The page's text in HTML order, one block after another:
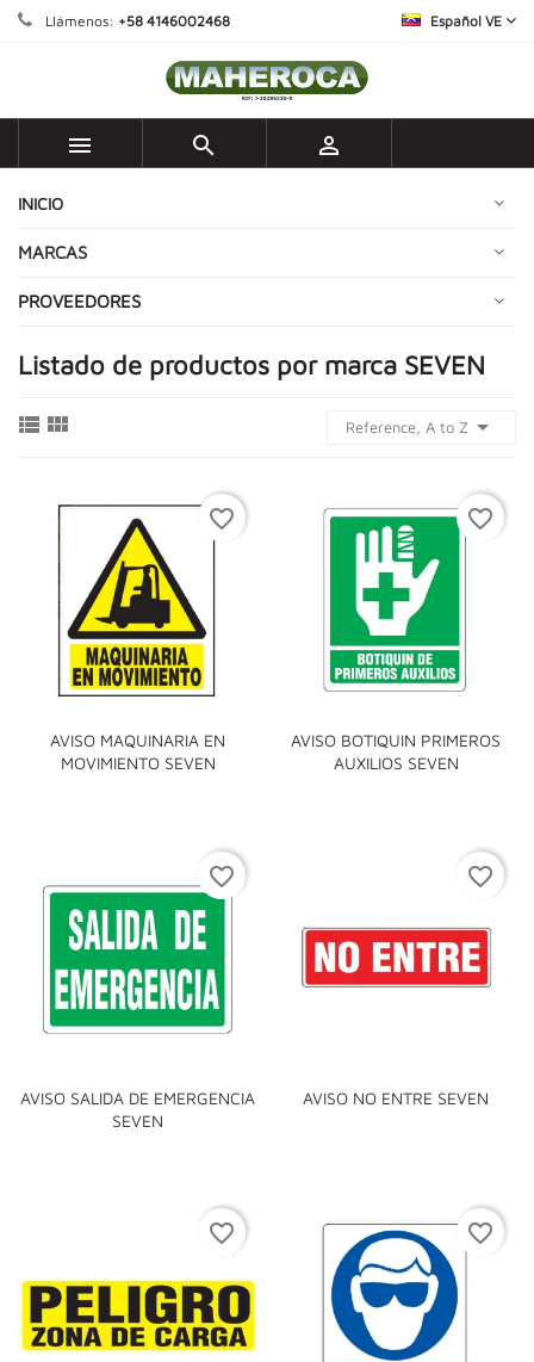
Llámenos: +58 4146002468 Español VE
  
INICIO
MARCAS
PROVEEDORES
Listado de productos por marca SEVEN
  Reference, A to Z 
AVISO MAQUINARIA EN
MOVIMIENTO SEVEN
favorite_border
AVISO BOTIQUIN PRIMEROS
AUXILIOS SEVEN
favorite_border
AVISO SALIDA DE EMERGENCIA
SEVEN
favorite_border
AVISO NO ENTRE SEVEN
favorite_border
favorite_border favorite_border